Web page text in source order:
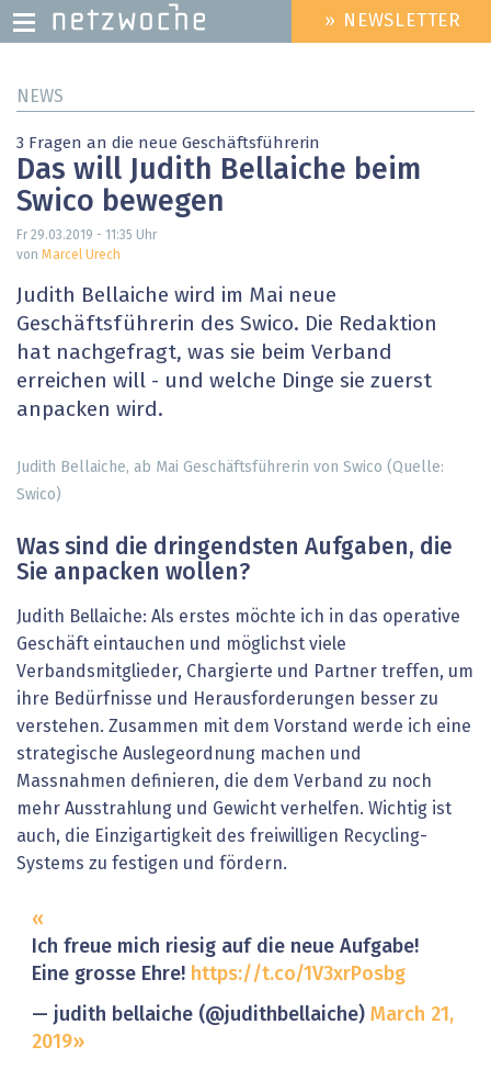
zum
HEADER
MENU
» NEWSLETTER
NEWS
3 Fragen an die neue Geschäftsführerin
Das will Judith Bellaiche beim
Swico bewegen
Fr 29.03.2019 - 11:35 Uhr
von Marcel Urech
Judith Bellaiche wird im Mai neue
Geschäftsführerin des Swico. Die Redaktion
hat nachgefragt, was sie beim Verband
erreichen will - und welche Dinge sie zuerst
anpacken wird.
Judith Bellaiche, ab Mai Geschäftsführerin von Swico (Quelle:
Swico)
Was sind die dringendsten Aufgaben, die
Sie anpacken wollen?
Judith Bellaiche: Als erstes möchte ich in das operative
Geschäft eintauchen und möglichst viele
Verbandsmitglieder, Chargierte und Partner treffen, um
ihre Bedürfnisse und Herausforderungen besser zu
verstehen. Zusammen mit dem Vorstand werde ich eine
strategische Auslegeordnung machen und
Massnahmen definieren, die dem Verband zu noch
mehr Ausstrahlung und Gewicht verhelfen. Wichtig ist
auch, die Einzigartigkeit des freiwilligen Recycling-
Systems zu festigen und fördern.
Ich freue mich riesig auf die neue Aufgabe!
Eine grosse Ehre! https://t.co/1V3xrPosbg
— judith bellaiche (@judithbellaiche) March 21,
2019